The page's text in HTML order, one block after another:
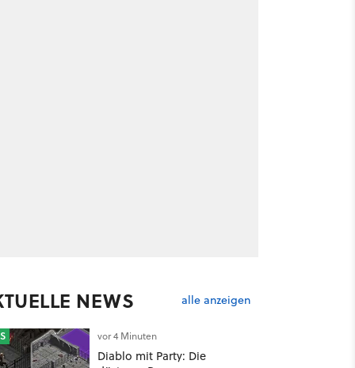
NEWS alle anzeigen
vor 4 Minuten
Diablo mit Party: Die